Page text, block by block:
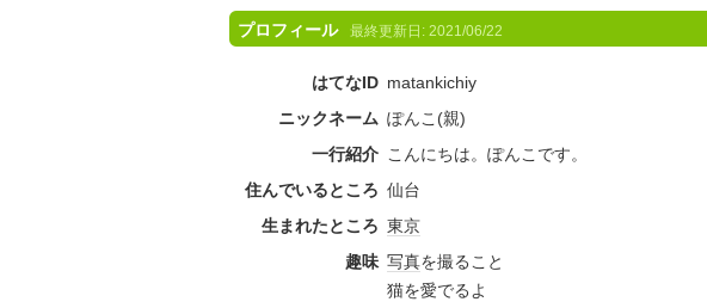
プロフィール 最終更新日: 2021/06/22
はてなID matankichiy
ニックネーム ぽんこ(親)
一行紹介 こんにちは。ぽんこです。
住んでいるところ 仙台
生まれたところ 東京
趣味 写真を撮ること
猫を愛でるよ